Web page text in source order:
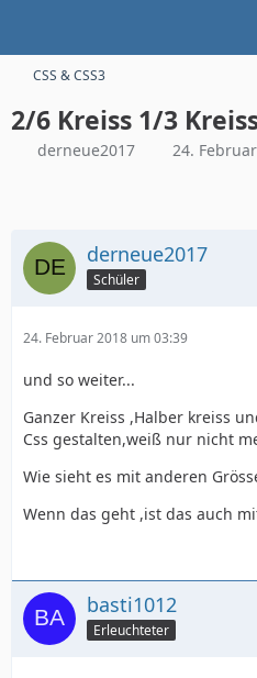
CSS & CSS3
2/6 Kreiss 1/3
derneue2017 24.
derneue2017
Schüler
24. Februar 2018 um 03:39
und so weiter...
Ganzer Kreiss ,Halber kreiss
Css gestalten,weiß nur nicht
Wie sieht es mit anderen
Wenn das geht ,ist das auch
basti1012
Erleuchteter